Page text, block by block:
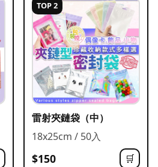
TOP 2
雷射夾鏈袋（中）
18x25cm / 50入
$150 🛒